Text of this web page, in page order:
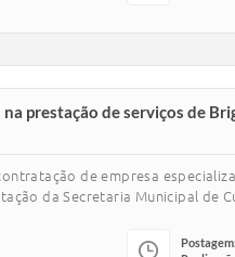
prestação de serviços de
de empresa
da Secretaria Municipal de